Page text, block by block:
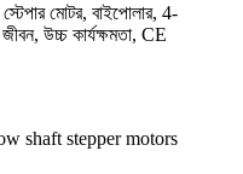
মোটর, বাইপোলার, 4-
উচ্চ কার্যক্ষমতা, CE